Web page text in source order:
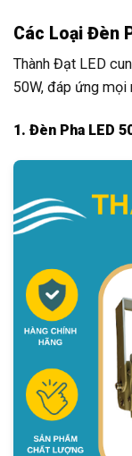
Các Loại Đèn
Thành Đạt LED
50W, đáp ứng mọi
1. Đèn Pha LED